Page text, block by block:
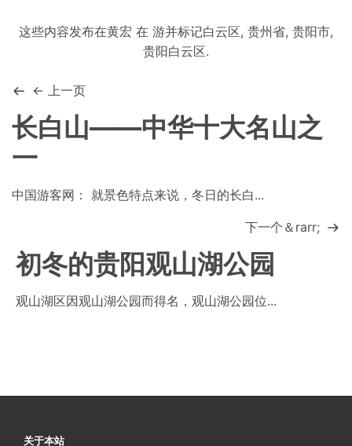
这些内容发布在黄宏 在 游并标记白云区, 贵州省, 贵阳市,
贵阳白云区.
← 上一页
长白山——中华十大名山之
一
中国游客网： 就景色特点来说，冬日的长白...
下一个＆rarr;
初冬的贵阳观山湖公园
观山湖区因观山湖公园而得名，观山湖公园位...
关于本站